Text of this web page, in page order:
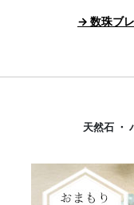
→ 数珠ブ
天然石 ・